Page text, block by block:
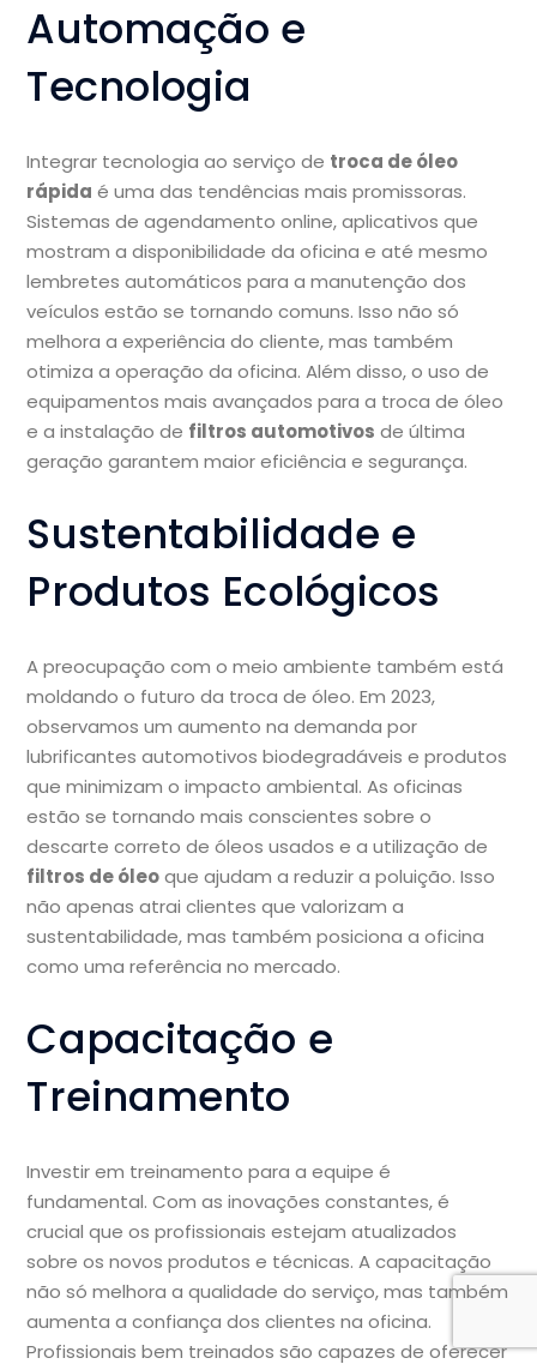
Automação e
Tecnologia
Integrar tecnologia ao serviço de troca de óleo
rápida é uma das tendências mais promissoras.
Sistemas de agendamento online, aplicativos que
mostram a disponibilidade da oficina e até mesmo
lembretes automáticos para a manutenção dos
veículos estão se tornando comuns. Isso não só
melhora a experiência do cliente, mas também
otimiza a operação da oficina. Além disso, o uso de
equipamentos mais avançados para a troca de óleo
e a instalação de filtros automotivos de última
geração garantem maior eficiência e segurança.
Sustentabilidade e
Produtos Ecológicos
A preocupação com o meio ambiente também está
moldando o futuro da troca de óleo. Em 2023,
observamos um aumento na demanda por
lubrificantes automotivos biodegradáveis e produtos
que minimizam o impacto ambiental. As oficinas
estão se tornando mais conscientes sobre o
descarte correto de óleos usados e a utilização de
filtros de óleoque ajudam a reduzir a poluição. Isso
não apenas atrai clientes que valorizam a
sustentabilidade, mas também posiciona a oficina
como uma referência no mercado.
Capacitação e
Treinamento
Investir em treinamento para a equipe é
fundamental. Com as inovações constantes, é
crucial que os profissionais estejam atualizados
sobre os novos produtos e técnicas. A capacitação
não só melhora a qualidade do serviço, mas também
aumenta a confiança dos clientes na oficina.
Profissionais bem treinados são capazes de oferecer